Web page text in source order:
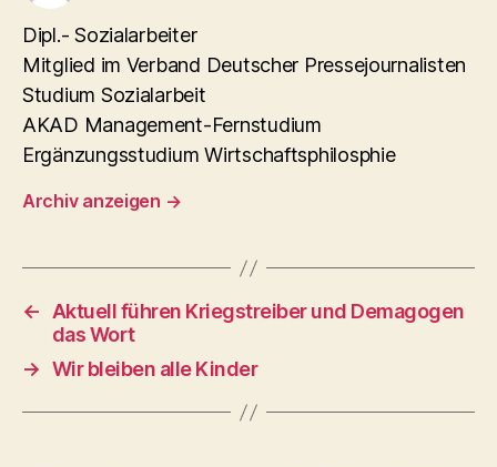
Dipl.- Sozialarbeiter
Mitglied im Verband Deutscher Pressejournalisten
Studium Sozialarbeit
AKAD Management-Fernstudium
Ergänzungsstudium Wirtschaftsphilosphie
Archiv anzeigen →
←
Aktuell führen Kriegstreiber und Demagogen
das Wort
→ Wir bleiben alle Kinder